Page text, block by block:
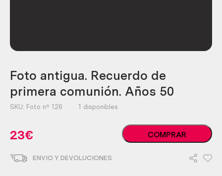
Foto antigua. Recuerdo de
primera comunión. Años 50
SKU: Foto nº 126 1 disponibles
23€
Foto
antigua.
COMPRAR
ENVIO Y DEVOLUCIONES